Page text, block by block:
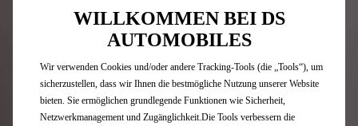
Leasingsonderzahlung und monatlichen
Leasingraten dar. Abrechnung nach
von der Kaufoption macht, werden Mehr- und
Minderkilometer (Freigrenze jeweils 2.500 km)
sowie ein Ausgleich für ggf. vorhandene Schäden
abgerechnet.
WILLKOMMEN BEI DS
AUTOMOBILES
Wir verwenden Cookies und/oder andere Tracking-Tools (die „Tools“), um
sicherzustellen, dass wir Ihnen die bestmögliche Nutzung unserer Website
bieten. Sie ermöglichen grundlegende Funktionen wie Sicherheit,
Netzwerkmanagement und Zugänglichkeit.Die Tools verbessern die